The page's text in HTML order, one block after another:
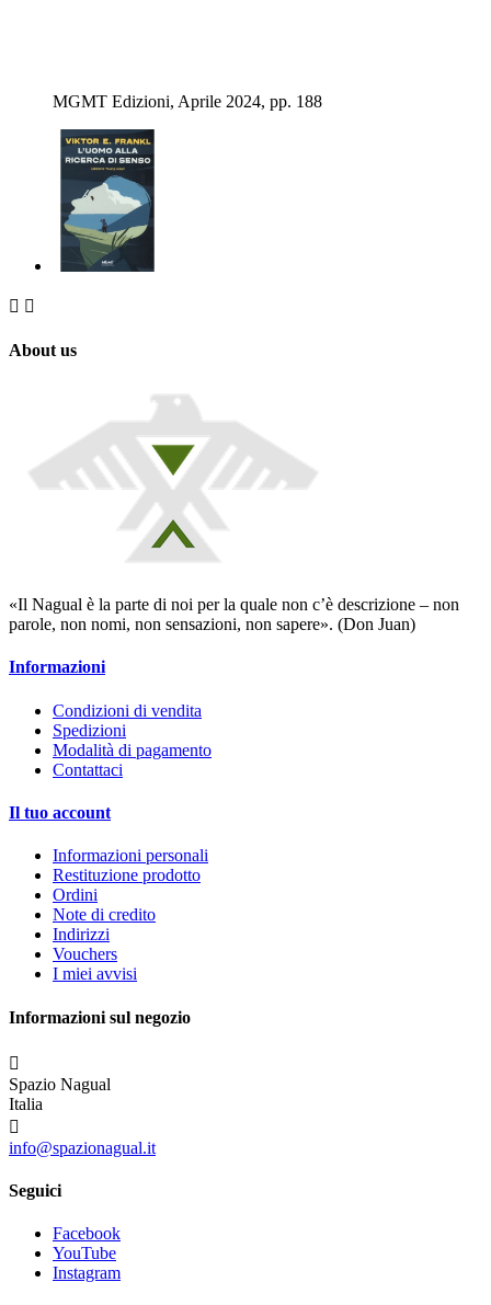
MGMT Edizioni, Aprile 2024, pp. 188
 
About us
«Il Nagual è la parte di noi per la quale non c’è descrizione – non
parole, non nomi, non sensazioni, non sapere». (Don Juan)
Informazioni
Condizioni di vendita
Spedizioni
Modalità di pagamento
Contattaci
Il tuo account
Informazioni personali
Restituzione prodotto
Ordini
Note di credito
Indirizzi
Vouchers
I miei avvisi
Informazioni sul negozio

Spazio Nagual
Italia

info@spazionagual.it
Seguici
Facebook
YouTube
Instagram